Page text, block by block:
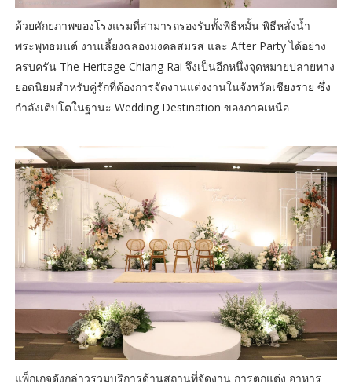
ด้วยศักยภาพของโรงแรมที่สามารถรองรับทั้งพิธีหมั้น พิธีหลั่งน้ำ
พระพุทธมนต์ งานเลี้ยงฉลองมงคลสมรส และ After Party ได้อย่าง
ครบครัน The Heritage Chiang Rai จึงเป็นอีกหนึ่งจุดหมายปลายทาง
ยอดนิยมสำหรับคู่รักที่ต้องการจัดงานแต่งงานในจังหวัดเชียงราย ซึ่ง
กำลังเติบโตในฐานะ Wedding Destination ของภาคเหนือ
แพ็กเกจดังกล่าวรวมบริการด้านสถานที่จัดงาน การตกแต่ง อาหาร